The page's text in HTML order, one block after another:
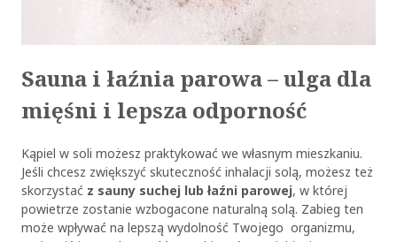
Sauna i łaźnia parowa – ulga dla
mięśni i lepsza odporność
Kąpiel w soli możesz praktykować we własnym mieszkaniu.
Jeśli chcesz zwiększyć skuteczność inhalacji solą, możesz też
skorzystać z sauny suchej lub łaźni parowej, w której
powietrze zostanie wzbogacone naturalną solą. Zabieg ten
może wpływać na lepszą wydolność Twojego organizmu,